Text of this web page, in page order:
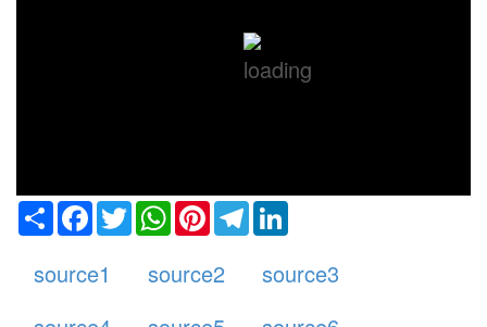
ShareFacebook
TwitterWhatsApp
PinterestTelegram
source1 source2
source3